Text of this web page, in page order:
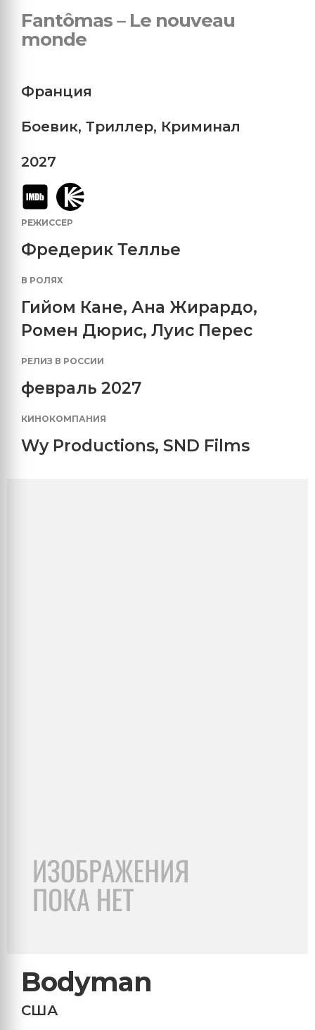
Fantômas – Le nouveau
monde
Франция
Боевик, Триллер, Криминал
2027
РЕЖИССЕР
Фредерик Теллье
В РОЛЯХ
Гийом Кане, Ана Жирардо,
Ромен Дюрис, Луис Перес
РЕЛИЗ В РОССИИ
февраль 2027
КИНОКОМПАНИЯ
Wy Productions, SND Films
Bodyman
США